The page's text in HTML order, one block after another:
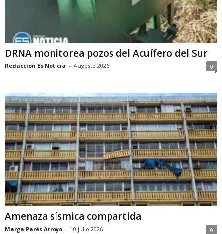
DRNA monitorea pozos del Acuífero del Sur
Redaccion Es Noticia - 4 agosto 2026 0
Amenaza sísmica compartida
Marga Parés Arroyo - 10 julio 2026 0